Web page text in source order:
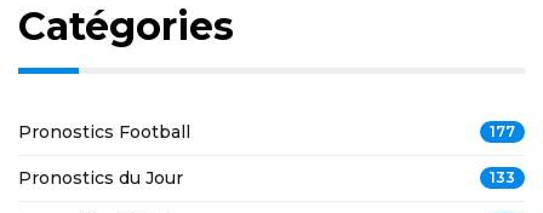
Catégories
Pronostics Football 177
Pronostics du Jour 133